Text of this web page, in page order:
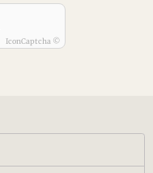
IconCaptcha ©